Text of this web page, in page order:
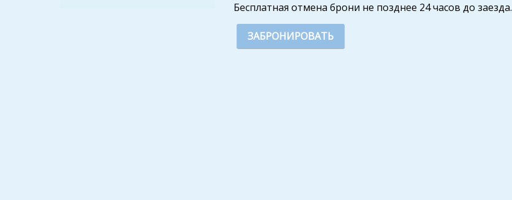
Бесплатная отмена брони не позднее 24 часов до заезда.
ЗАБРОНИРОВАТЬ